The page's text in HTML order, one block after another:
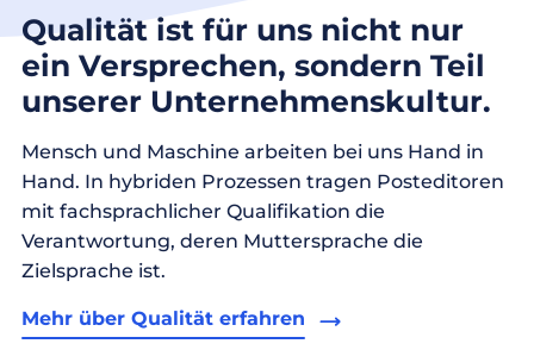
Qualität ist für uns nicht nur
ein Versprechen, sondern Teil
unserer Unternehmenskultur.
Mensch und Maschine arbeiten bei uns Hand in
Hand. In hybriden Prozessen tragen Posteditoren
mit fachsprachlicher Qualifikation die
Verantwortung, deren Muttersprache die
Zielsprache ist.
Mehr über Qualität erfahren